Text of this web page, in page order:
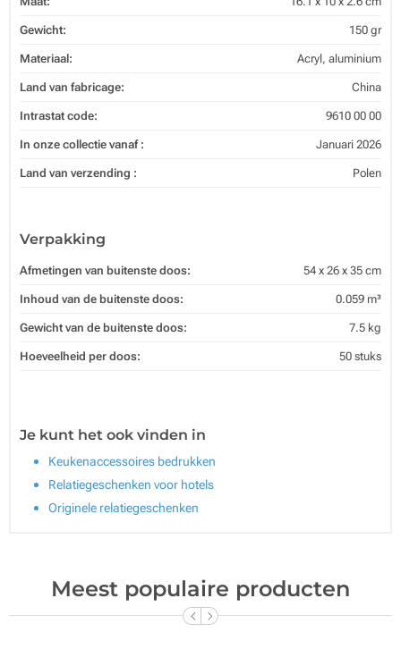
Gewicht: 150 gr
Materiaal: Acryl, aluminium
Land van fabricage: China
Intrastat code: 9610 00 00
In onze collectie vanaf : Januari 2026
Land van verzending : Polen
Verpakking
Afmetingen van buitenste doos: 54 x 26 x 35 cm
Inhoud van de buitenste doos: 0.059 m³
Gewicht van de buitenste doos: 7.5 kg
Hoeveelheid per doos: 50 stuks
Je kunt het ook vinden in
Keukenaccessoires bedrukken
Relatiegeschenken voor hotels
Originele relatiegeschenken
Meest populaire producten